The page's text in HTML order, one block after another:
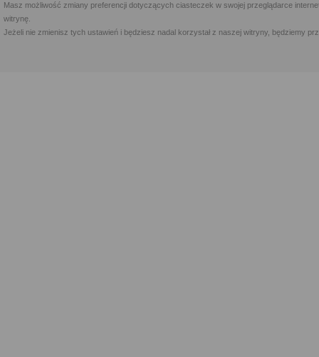
Masz możliwość zmiany preferencji dotyczących ciasteczek w swojej przeglądarce
witrynę.
Jeżeli nie zmienisz tych ustawień i będziesz nadal korzystał z naszej witryny, będziemy